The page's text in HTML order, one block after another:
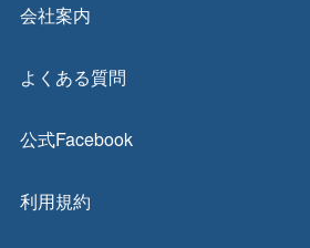
会社案内
よくある質問
公式Facebook
利用規約